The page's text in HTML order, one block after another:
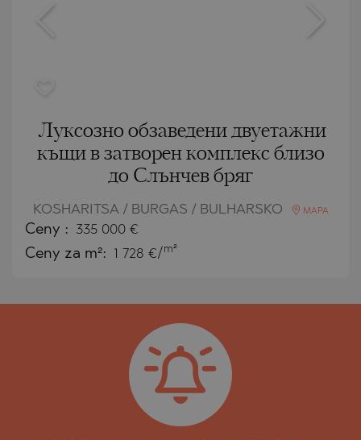
Луксозно обзаведени двуетажни
къщи в затворен комплекс близо
до Слънчев бряг
KOSHARITSA / BURGAS / BULHARSKO MAPA
Ceny : 335 000 €
Ceny za m²: 1 728 €/ m²